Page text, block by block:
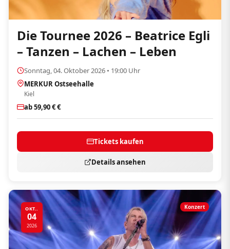
Die Tournee 2026 – Beatrice Egli
– Tanzen – Lachen – Leben
Sonntag, 04. Oktober 2026 • 19:00 Uhr
MERKUR Ostseehalle
Kiel
ab 59,90 € €
Tickets kaufen
Details ansehen
OKT..
04
2026
Konzert